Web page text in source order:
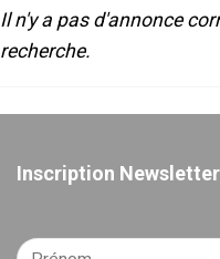
Il n'y a pas d'annonce
recherche.
Inscription Newsletter